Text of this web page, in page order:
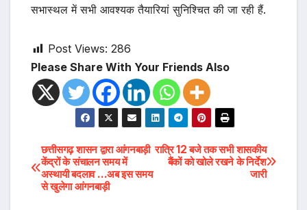
सभास्थल में सभी आवश्यक तैयारियां सुनिश्चित की जा रही हैं.
Post Views: 286
Please Share With Your Friends Also
Post
navigation
रात्रि 12 बजे तक सभी शासकीय
बैंकों को खोले रखने के निर्देश
जारी
छत्तीसगढ़ शासन द्वारा आंगनबाड़ी
केंद्रों के संचालन समय में
अस्थायी बदलाव …अब इस समय
से खुलेगा आंगनबाड़ी